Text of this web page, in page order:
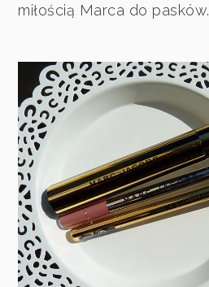
miłością Marca do pasków.